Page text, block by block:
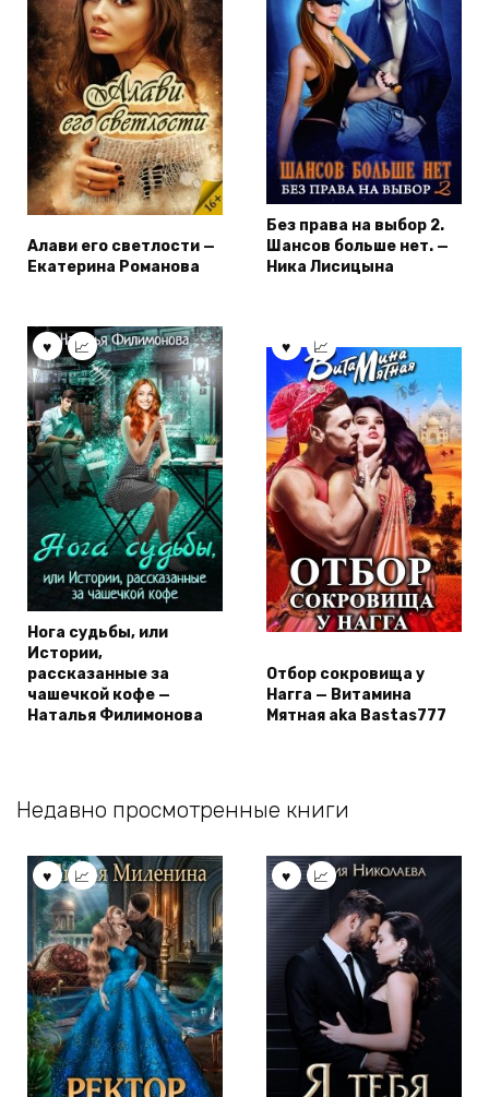
Алави его светлости —
Екатерина Романова
Без права на выбор 2.
Шансов больше нет. —
Ника Лисицына
Нога судьбы, или
Истории,
рассказанные за
чашечкой кофе —
Наталья Филимонова
Отбор сокровища у
Нагга — Витамина
Мятная aka Bastas777
Недавно просмотренные книги